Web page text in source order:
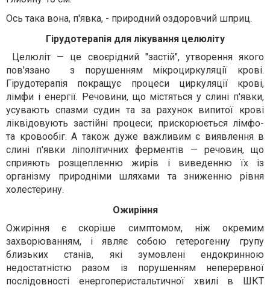
Ось така вона, п'явка, - природний оздоровчий шприц.
Гірудотерапія для лікування целюліту
Целюліт — це своєрідний "застій", утворення якого
пов'язано з порушенням мікроциркуляції крові.
Гірудотерапія покращує процеси циркуляції крові,
лімфи і енергії. Речовини, що містяться у слині п'явки,
усувають спазми судин та за рахунок випитої крові
ліквідовують застійні процеси; прискорюється лімфо-
та кровообіг. А також дуже важливим є виявлення в
слині п'явки ліполітичних ферментів — речовин, що
сприяють розщепленню жирів і виведенню їх із
організму природніми шляхами та зниженню рівня
холестерину.
Ожиріння
Ожиріння є скоріше симптомом, ніж окремим
захворюванням, і являє собою гетерогенну групу
близьких станів, які зумовлені ендокринною
недостатністю разом із порушенням неперервної
послідовності енергоперистальтичної хвилі в ШКТ